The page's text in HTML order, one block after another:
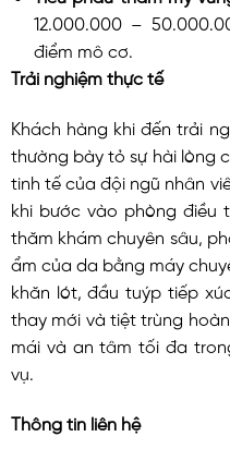
12.000.000 –
điểm mô cơ.
Trải nghiệm thực tế
Khách hàng khi đến trải
thường bày tỏ sự hài lòng
tinh tế của đội ngũ nhân
khi bước vào phòng điều
thăm khám chuyên sâu,
ẩm của da bằng máy
khăn lót, đầu tuýp tiếp
thay mới và tiệt trùng
mái và an tâm tối đa
vụ.
Thông tin liên hệ